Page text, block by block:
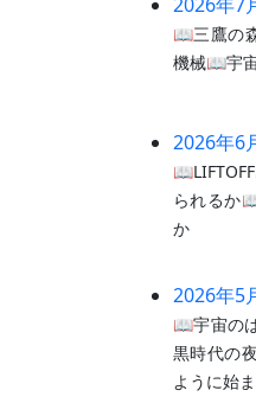
📖三鷹の
機械📖宇
2026年6
られるか
か
2026年5
📖宇宙の
黒時代の
ように始